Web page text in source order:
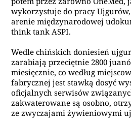
wykorzystuje do pracy
arenie międzynarodowej
think tank ASPI.
Wedle chińskich doniesień
zarabiają przeciętnie 2800
miesięcznie, co według
fabrycznej jest stawką dosyć
oficjalnych serwisów
zakwaterowane są osobno,
ze zwyczajami żywieniowymi